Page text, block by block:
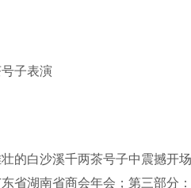
子表演
的白沙溪千两茶号子中震撼开
省湖南省商会年会；第三部分